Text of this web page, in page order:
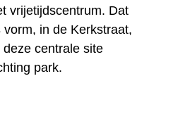
vrijetijdscentrum. Dat
in de Kerkstraat,
centrale site
park.